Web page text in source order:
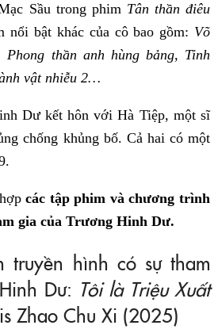
Sầu trong phim Tân thần điêu
nổi bật khác của cô bao gồm: Võ
thần anh hùng bảng, Tinh
vật nhiễu 2…
Dư kết hôn với Hà Tiệp, một sĩ
chống khủng bố. Cả hai có một
hợpcác tập phim và chương trình
gia của Trương Hinh Dư.
truyền hình có sự tham
Dư: Tôi là Triệu Xuất
Zhao Chu Xi (2025)